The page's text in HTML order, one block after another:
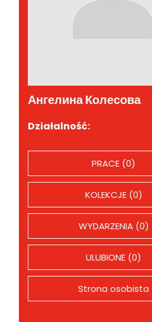
Ангелина Колесова
Działalność:
PRACE (0)
KOLEKCJE (0)
WYDARZENIA (0)
ULUBIONE (0)
Strona osobista